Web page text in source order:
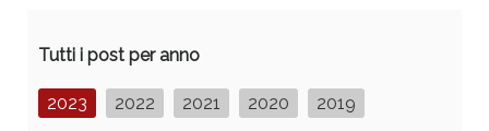
Tutti i post per anno
2023 2022 2021 2020 2019